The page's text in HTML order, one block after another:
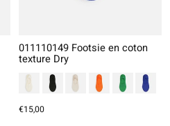
011110149 Footsie en coton
texture Dry
€15,00